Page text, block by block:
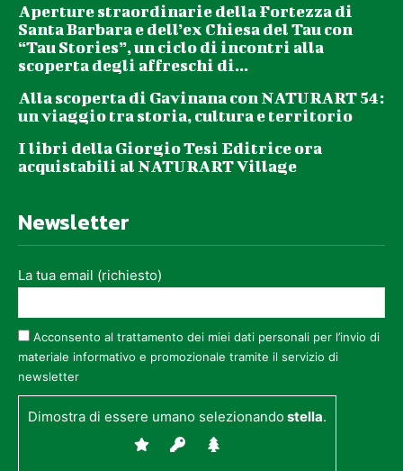
Aperture straordinarie della Fortezza di
Santa Barbara e dell’ex Chiesa del Tau con
“Tau Stories”, un ciclo di incontri alla
scoperta degli affreschi di...
Alla scoperta di Gavinana con NATURART 54:
un viaggio tra storia, cultura e territorio
I libri della Giorgio Tesi Editrice ora
acquistabili al NATURART Village
Newsletter
La tua email (richiesto)
Acconsento al trattamento dei miei dati personali per l’invio di
materiale informativo e promozionale tramite il servizio di
newsletter
Dimostra di essere umano selezionandostella.